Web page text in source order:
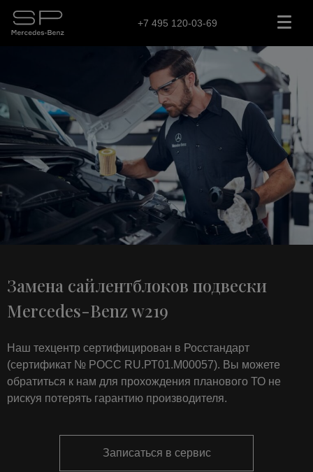
+7 495 120-03-69
Замена сайлентблоков подвески
Mercedes-Benz w219
Наш техцентр сертифицирован в Росстандарт
(сертификат № РОСС RU.РТ01.М00057). Вы можете
обратиться к нам для прохождения планового ТО не
рискуя потерять гарантию производителя.
Записаться в сервис